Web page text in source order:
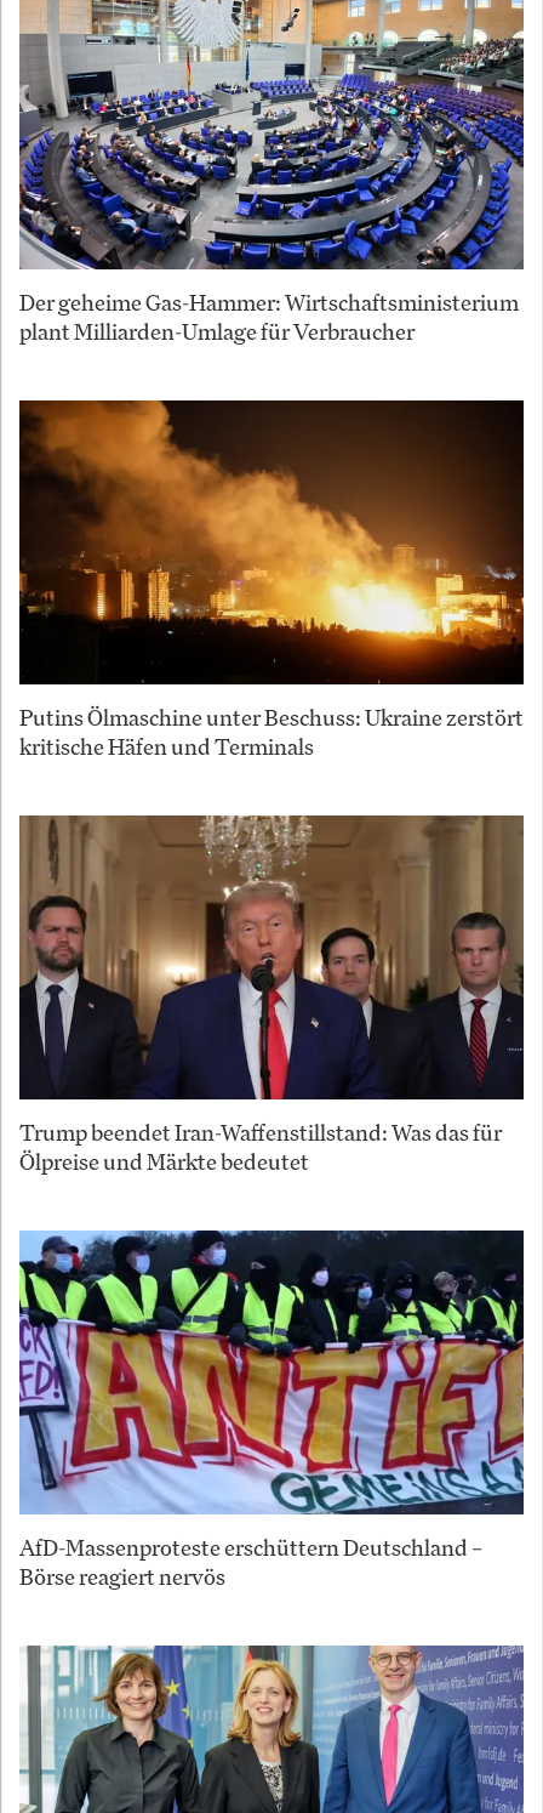
Der geheime Gas-Hammer: Wirtschaftsministerium
plant Milliarden-Umlage für Verbraucher
Putins Ölmaschine unter Beschuss: Ukraine zerstört
kritische Häfen und Terminals
Trump beendet Iran-Waffenstillstand: Was das für
Ölpreise und Märkte bedeutet
AfD-Massenproteste erschüttern Deutschland –
Börse reagiert nervös